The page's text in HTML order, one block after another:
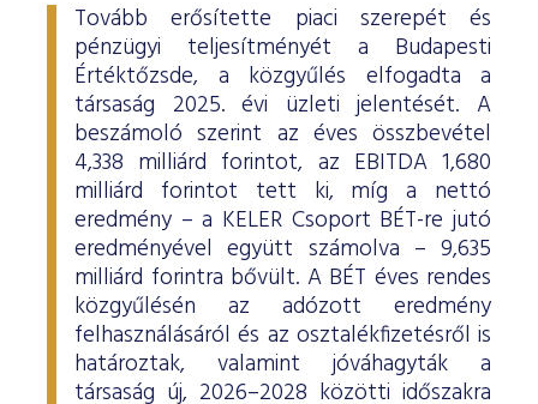
Tovább erősítette piaci szerepét és
pénzügyi teljesítményét a Budapesti
Értéktőzsde, a közgyűlés elfogadta a
társaság 2025. évi üzleti jelentését. A
beszámoló szerint az éves összbevétel
4,338 milliárd forintot, az EBITDA 1,680
milliárd forintot tett ki, míg a nettó
eredmény – a KELER Csoport BÉT-re jutó
eredményével együtt számolva – 9,635
milliárd forintra bővült. A BÉT éves rendes
közgyűlésén az adózott eredmény
felhasználásáról és az osztalékfizetésről is
határoztak, valamint jóváhagyták a
társaság új, 2026–2028 közötti időszakra